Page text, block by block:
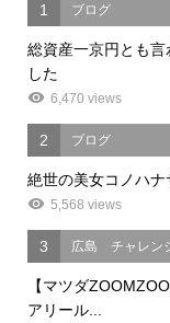
1 ブログ
総資産一京円とも
した
6,470 views
2 ブログ
絶世の美女コノハ
5,568 views
3 広島 チャレ
【マツダ
アリール...